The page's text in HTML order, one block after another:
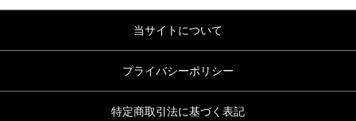
当サイトについて
プライバシーポリシー
特定商取引法に基づく表記